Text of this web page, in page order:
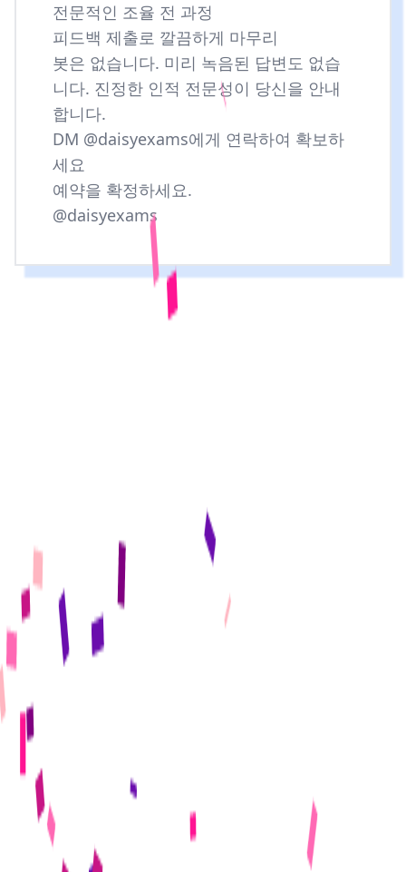
전문적인 조율 전 과정
피드백 제출로 깔끔하게 마무리
봇은 없습니다. 미리 녹음된 답변도 없습
니다. 진정한 인적 전문성이 당신을 안내
합니다.
DM @daisyexams에게 연락하여 확보하
세요
예약을 확정하세요.
@daisyexams